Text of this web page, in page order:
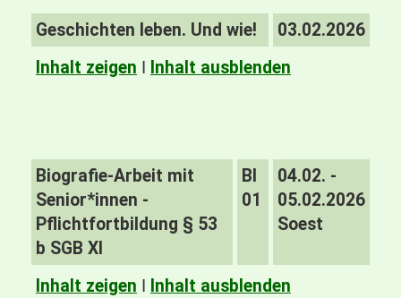
Geschichten leben. Und wie!
03.02.2026
Inhalt zeigen I Inhalt ausblenden
Biografie-Arbeit mit
Senior*innen -
Pflichtfortbildung § 53
b SGB XI
BI
01
04.02. -
05.02.2026
Soest
Inhalt zeigen I Inhalt ausblenden